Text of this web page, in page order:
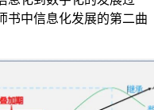
书中信息化发展的第二曲